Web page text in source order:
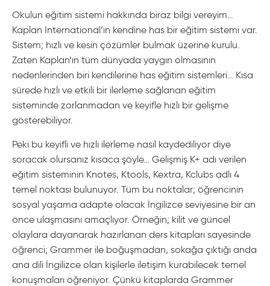
Okulun eğitim sistemi hakkında biraz bilgi vereyim…
Kaplan International’ın kendine has bir eğitim sistemi var.
Sistem; hızlı ve kesin çözümler bulmak üzerine kurulu.
Zaten Kaplan’ın tüm dünyada yaygın olmasının
nedenlerinden biri kendilerine has eğitim sistemleri… Kısa
sürede hızlı ve etkili bir ilerleme sağlanan eğitim
sisteminde zorlanmadan ve keyifle hızlı bir gelişme
gösterebiliyor.
Peki bu keyifli ve hızlı ilerleme nasıl kaydediliyor diye
soracak olursanız kısaca şöyle… Gelişmiş K+ adı verilen
eğitim sisteminin Knotes, Ktools, Kextra, Kclubs adlı 4
temel noktası bulunuyor. Tüm bu noktalar; öğrencinin
sosyal yaşama adapte olacak İngilizce seviyesine bir an
önce ulaşmasını amaçlıyor. Örneğin; kilit ve güncel
olaylara dayanarak hazırlanan ders kitapları sayesinde
öğrenci; Grammer ile boğuşmadan, sokağa çıktığı anda
ana dili İngilizce olan kişilerle iletişim kurabilecek temel
konuşmaları öğreniyor. Çünkü kitaplarda Grammer